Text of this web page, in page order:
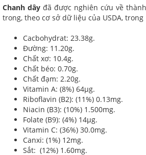
Chanh dây đã được nghiên cứu về
trong, theo cơ sở dữ liệu của USDA, trong
Cacbohydrat: 23.38g.
Đường: 11.20g.
Chất xơ: 10.4g.
Chất béo: 0.70g.
Chất đạm: 2.20g.
Vitamin A: (8%) 64μg.
Riboflavin (B2): (11%) 0.13mg.
Niacin (B3): (10%) 1.500mg.
Folate (B9): (4%) 14μg.
Vitamin C: (36%) 30.0mg.
Canxi: (1%) 12mg.
Sắt: (12%) 1.60mg.